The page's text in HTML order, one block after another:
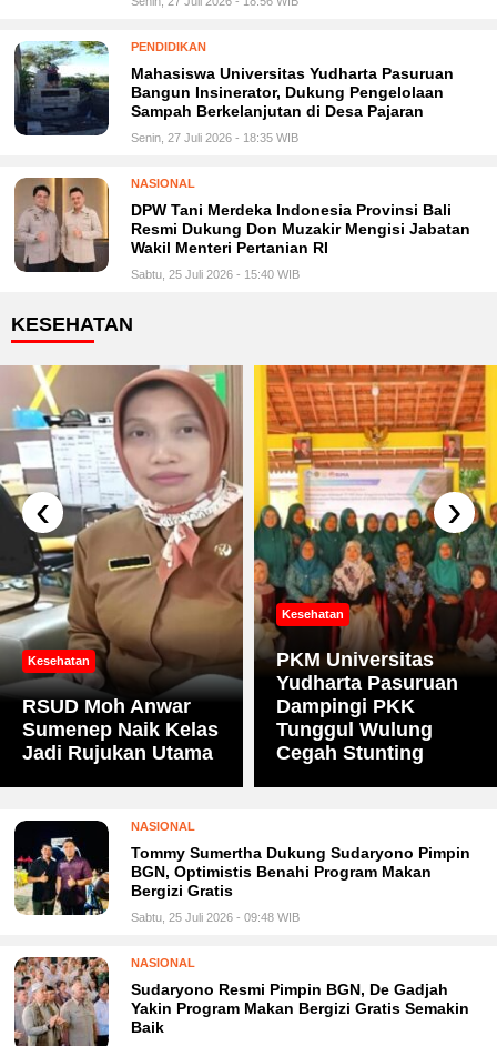
PENDIDIKAN
Mahasiswa Universitas Yudharta Pasuruan
Bangun Insinerator, Dukung Pengelolaan
Sampah Berkelanjutan di Desa Pajaran
Senin, 27 Juli 2026 - 18:35 WIB
NASIONAL
DPW Tani Merdeka Indonesia Provinsi Bali
Resmi Dukung Don Muzakir Mengisi Jabatan
Wakil Menteri Pertanian RI
Sabtu, 25 Juli 2026 - 15:40 WIB
KESEHATAN
Kesehatan
RSUD Moh Anwar
Sumenep Naik Kelas
Jadi Rujukan Utama
Kesehatan
PKM Universitas
Yudharta Pasuruan
Dampingi PKK
Tunggul Wulung
Cegah Stunting
‹ ›
NASIONAL
Tommy Sumertha Dukung Sudaryono Pimpin
BGN, Optimistis Benahi Program Makan
Bergizi Gratis
Sabtu, 25 Juli 2026 - 09:48 WIB
NASIONAL
Sudaryono Resmi Pimpin BGN, De Gadjah
Yakin Program Makan Bergizi Gratis Semakin
Baik